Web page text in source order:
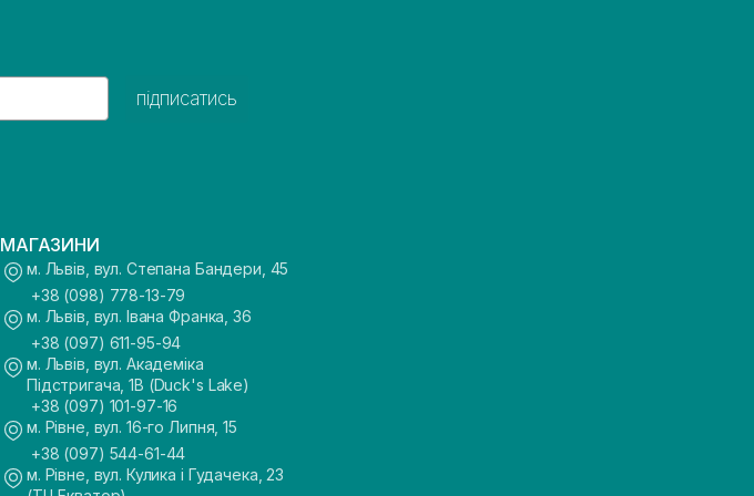
підписатись
МАГАЗИНИ
м. Львів, вул. Степана Бандери, 45
+38 (098) 778-13-79
м. Львів, вул. Івана Франка, 36
+38 (097) 611-95-94
м. Львів, вул. Академіка
Підстригача, 1В (Duck's Lake)
+38 (097) 101-97-16
м. Рівне, вул. 16-го Липня, 15
+38 (097) 544-61-44
м. Рівне, вул. Кулика і Гудачека, 23